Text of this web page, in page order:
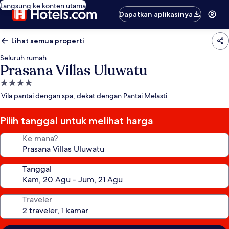
Langsung ke konten utama
Dapatkan aplikasinya
Lihat semua properti
Seluruh rumah
Prasana Villas Uluwatu
Properti
bintang
Vila pantai dengan spa, dekat dengan Pantai Melasti
Pilih tanggal untuk melihat harga
Ke mana?
Tanggal
Traveler